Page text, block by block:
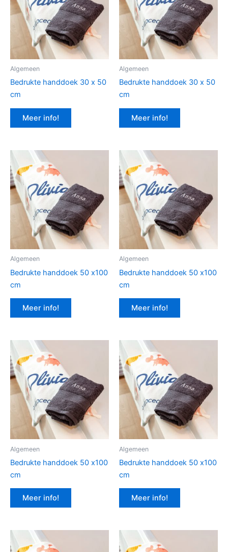
Algemeen
Bedrukte handdoek 30 x 50
cm
Meer info!
Algemeen
Bedrukte handdoek 30 x 50
cm
Meer info!
Algemeen
Bedrukte handdoek 50 x100
cm
Meer info!
Algemeen
Bedrukte handdoek 50 x100
cm
Meer info!
Algemeen
Bedrukte handdoek 50 x100
cm
Meer info!
Algemeen
Bedrukte handdoek 50 x100
cm
Meer info!